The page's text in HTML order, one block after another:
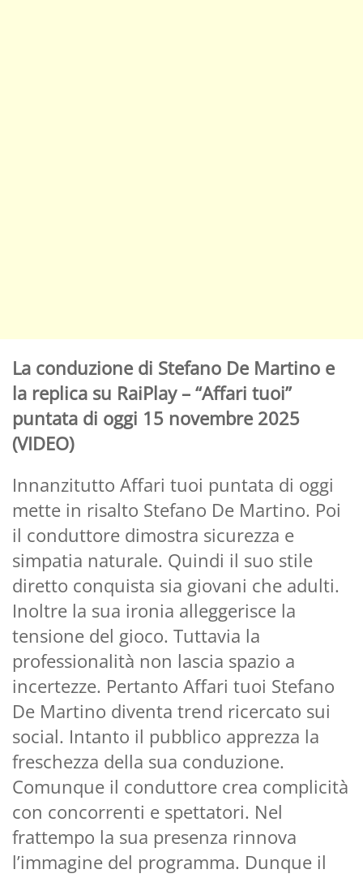
La conduzione di Stefano De Martino e
la replica su RaiPlay – “Affari tuoi”
puntata di oggi 15 novembre 2025
(VIDEO)
Innanzitutto Affari tuoi puntata di oggi
mette in risalto Stefano De Martino. Poi
il conduttore dimostra sicurezza e
simpatia naturale. Quindi il suo stile
diretto conquista sia giovani che adulti.
Inoltre la sua ironia alleggerisce la
tensione del gioco. Tuttavia la
professionalità non lascia spazio a
incertezze. Pertanto Affari tuoi Stefano
De Martino diventa trend ricercato sui
social. Intanto il pubblico apprezza la
freschezza della sua conduzione.
Comunque il conduttore crea complicità
con concorrenti e spettatori. Nel
frattempo la sua presenza rinnova
l’immagine del programma. Dunque il